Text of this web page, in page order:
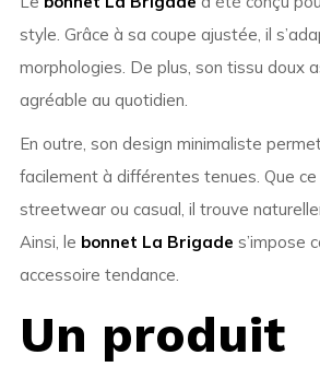
style. Grâce à sa coupe ajustée, il
morphologies. De plus, son tissu doux
agréable au quotidien.
En outre, son design minimaliste
facilement à différentes tenues. Que
streetwear ou casual, il trouve
Ainsi, le bonnet La Brigade s’impose
accessoire tendance.
Un produit